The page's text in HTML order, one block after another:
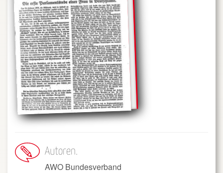
Autoren
AWO Bundesverband